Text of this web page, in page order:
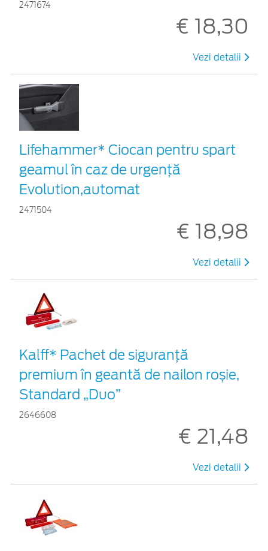
2471674
€ 18,30
Vezi detalii
Lifehammer* Ciocan pentru spart
geamul în caz de urgenţă
Evolution,automat
2471504
€ 18,98
Vezi detalii
Kalff* Pachet de siguranţă
premium în geantă de nailon roșie,
Standard „Duo”
2646608
€ 21,48
Vezi detalii